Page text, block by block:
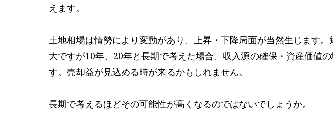
えます。
土地相場は情勢により変動があり、上昇・下降局面が当然生じます
大ですが10年、20年と長期で考えた場合、収入源の確保・資産価値
す。売却益が見込める時が来るかもしれません。
長期で考えるほどその可能性が高くなるのではないでしょうか。